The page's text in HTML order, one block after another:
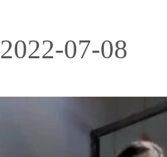
2022-07-08